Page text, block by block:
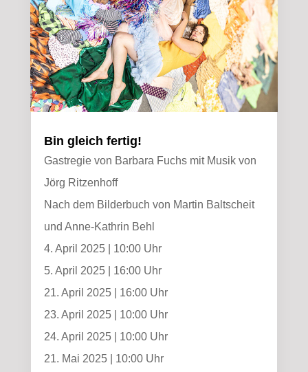
Bin gleich fertig!
Gastregie von Barbara Fuchs mit Musik von
Jörg Ritzenhoff
Nach dem Bilderbuch von Martin Baltscheit
und Anne-Kathrin Behl
4. April 2025 | 10:00 Uhr
5. April 2025 | 16:00 Uhr
21. April 2025 | 16:00 Uhr
23. April 2025 | 10:00 Uhr
24. April 2025 | 10:00 Uhr
21. Mai 2025 | 10:00 Uhr